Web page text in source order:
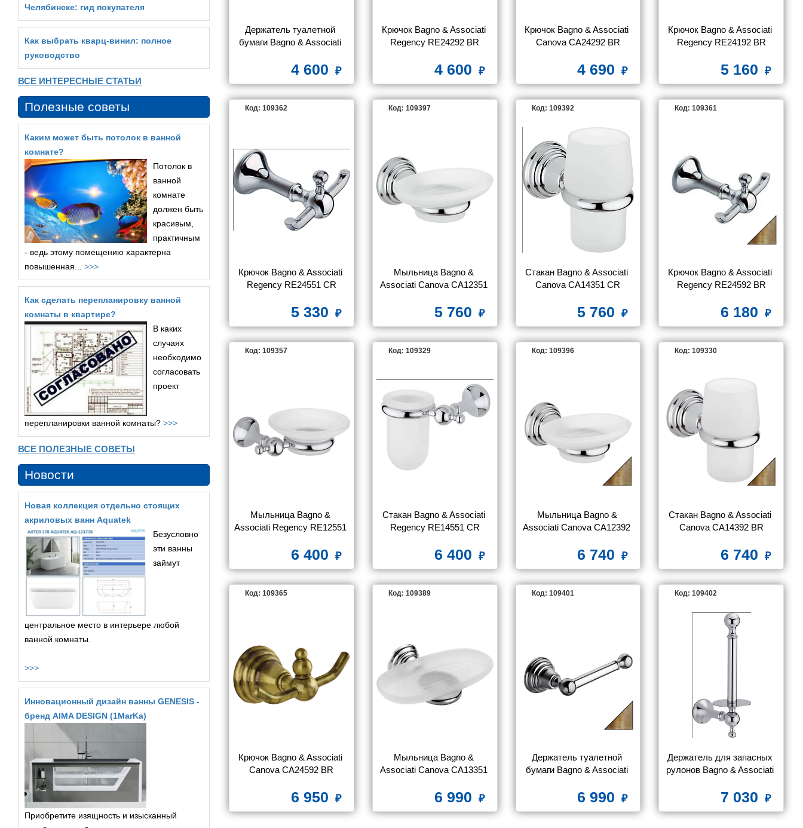
Держатель туалетной
бумаги Bagno & Associati
4 600
Крючок Bagno & Associati
Regency RE24292 BR
4 600
Крючок Bagno & Associati
Canova CA24292 BR
4 690
Крючок Bagno & Associati
Regency RE24192 BR
5 160
Код: 109362
Крючок Bagno & Associati
Regency RE24551 CR
5 330
Код: 109397
Мыльница Bagno &
Associati Canova CA12351
5 760
Код: 109392
Стакан Bagno & Associati
Canova CA14351 CR
5 760
Код: 109361
Крючок Bagno & Associati
Regency RE24592 BR
6 180
Код: 109357
Мыльница Bagno &
Associati Regency RE12551
6 400
Код: 109329
Стакан Bagno & Associati
Regency RE14551 CR
6 400
Код: 109396
Мыльница Bagno &
Associati Canova CA12392
6 740
Код: 109330
Стакан Bagno & Associati
Canova CA14392 BR
6 740
Код: 109365
Крючок Bagno & Associati
Canova CA24592 BR
6 950
Код: 109389
Мыльница Bagno &
Associati Canova CA13351
6 990
Код: 109401
Держатель туалетной
бумаги Bagno & Associati
6 990
Код: 109402
Держатель для запасных
рулонов Bagno & Associati
7 030
Челябинске: гид покупателя
Как выбрать кварц‑винил: полное
руководство
ВСЕ ИНТЕРЕСНЫЕ СТАТЬИ
Полезные советы
Каким может быть потолок в ванной
комнате?
Потолок в
ванной
комнате
должен быть
красивым,
практичным
- ведь этому помещению характерна
повышенная... >>>
Как сделать перепланировку ванной
комнаты в квартире?
В каких
случаях
необходимо
согласовать
проект
перепланировки ванной комнаты? >>>
ВСЕ ПОЛЕЗНЫЕ СОВЕТЫ
Новости
Новая коллекция отдельно стоящих
акриловых ванн Aquatek
Безусловно
эти ванны
займут
центральное место в интерьере любой
ванной комнаты.
>>>
Инновационный дизайн ванны GENESIS -
бренд AIMA DESIGN (1MarKa)
Приобретите изящность и изысканный